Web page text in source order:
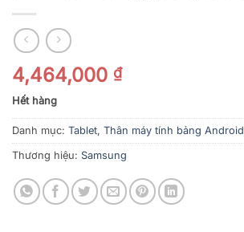
4,464,000 ₫
Hết hàng
Danh mục: Tablet, Thân máy tính bảng Android
Thương hiệu: Samsung